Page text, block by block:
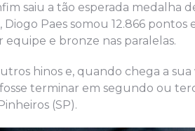
saiu a tão esperada medalha
Paes somou 12.866
equipe e bronze nas paralelas.
hinos e, quando chega a
terminar em segundo ou
(SP).